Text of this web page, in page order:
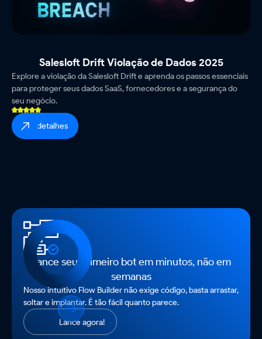
Salesloft Drift Violação de Dados 2025
Explore a violação da Salesloft Drift e aprenda os passos essenciais
para proteger seus dados SaaS, fornecedores e a segurança do
seu negócio.
ver detalhes
Lance seu primeiro bot em minutos, não em
semanas
Nosso intuitivo Flow Builder não exige código, basta arrastar,
soltar e implantar. É tão fácil quanto parece.
Lance agora!